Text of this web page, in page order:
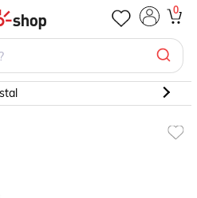
0
Blanco 22 al 26